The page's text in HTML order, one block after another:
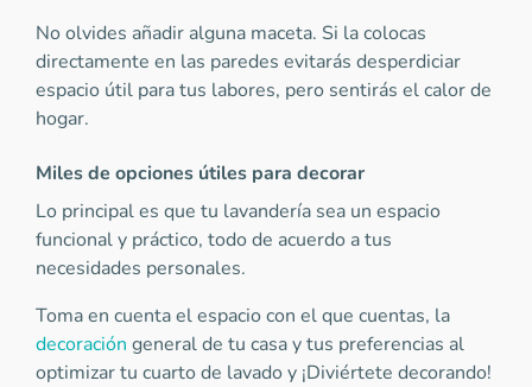
No olvides añadir alguna maceta. Si la colocas
directamente en las paredes evitarás desperdiciar
espacio útil para tus labores, pero sentirás el calor de
hogar.
Miles de opciones útiles para decorar
Lo principal es que tu lavandería sea un espacio
funcional y práctico, todo de acuerdo a tus
necesidades personales.
Toma en cuenta el espacio con el que cuentas, la
decoración general de tu casa y tus preferencias al
optimizar tu cuarto de lavado y ¡Diviértete decorando!